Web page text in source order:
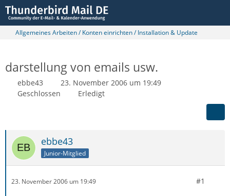
Allgemeines Arbeiten / Konten einrichten / Installation & Update
darstellung von emails usw.
ebbe43
23. November 2006 um 19:49
Geschlossen
Erledigt
ebbe43
Junior-Mitglied
23. November 2006 um 19:49 #1